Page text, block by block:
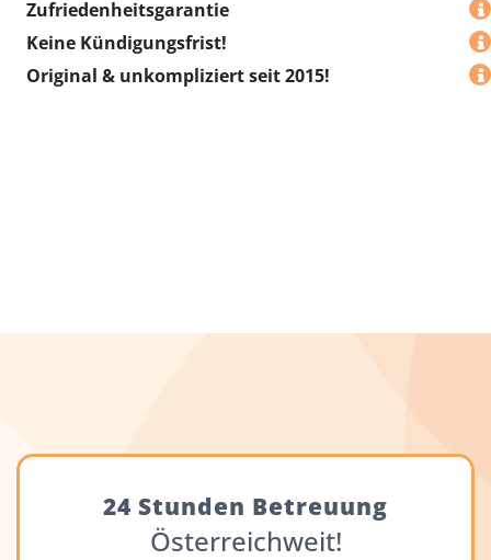
Zufriedenheitsgarantie
Keine Kündigungsfrist!
Original & unkompliziert seit 2015!
24 Stunden Betreuung
Österreichweit!